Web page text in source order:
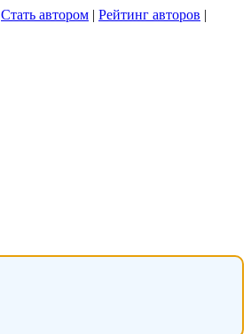
Стать автором | Рейтинг авторов |